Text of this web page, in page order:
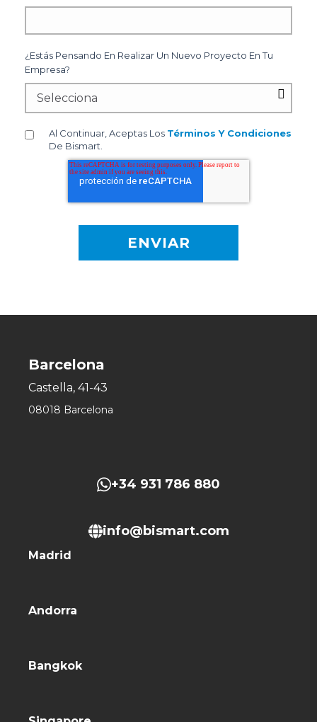
¿Estás Pensando En Realizar Un Nuevo Proyecto En Tu
Empresa?
Al Continuar, Aceptas Los Términos Y Condiciones
De Bismart.
Barcelona
Castella, 41-43
08018 Barcelona
+34 931 786 880
info@bismart.com
Madrid
Andorra
Bangkok